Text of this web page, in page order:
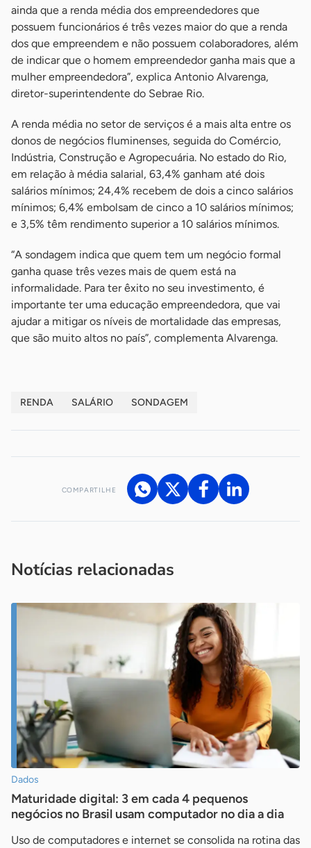
ainda que a renda média dos empreendedores que
possuem funcionários é três vezes maior do que a renda
dos que empreendem e não possuem colaboradores, além
de indicar que o homem empreendedor ganha mais que a
mulher empreendedora”, explica Antonio Alvarenga,
diretor-superintendente do Sebrae Rio.
A renda média no setor de serviços é a mais alta entre os
donos de negócios fluminenses, seguida do Comércio,
Indústria, Construção e Agropecuária. No estado do Rio,
em relação à média salarial, 63,4% ganham até dois
salários mínimos; 24,4% recebem de dois a cinco salários
mínimos; 6,4% embolsam de cinco a 10 salários mínimos;
e 3,5% têm rendimento superior a 10 salários mínimos.
“A sondagem indica que quem tem um negócio formal
ganha quase três vezes mais de quem está na
informalidade. Para ter êxito no seu investimento, é
importante ter uma educação empreendedora, que vai
ajudar a mitigar os níveis de mortalidade das empresas,
que são muito altos no país”, complementa Alvarenga.
RENDA SALÁRIO SONDAGEM
COMPARTILHE
Notícias relacionadas
Dados
Maturidade digital: 3 em cada 4 pequenos
negócios no Brasil usam computador no dia a dia
Uso de computadores e internet se consolida na rotina das